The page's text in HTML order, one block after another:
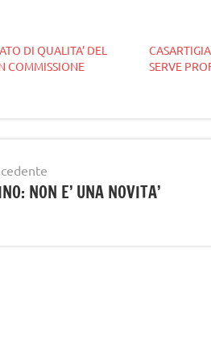
DI QUALITA’ DEL
COMMISSIONE
SERVE
NON E’ UNA NOVITA’